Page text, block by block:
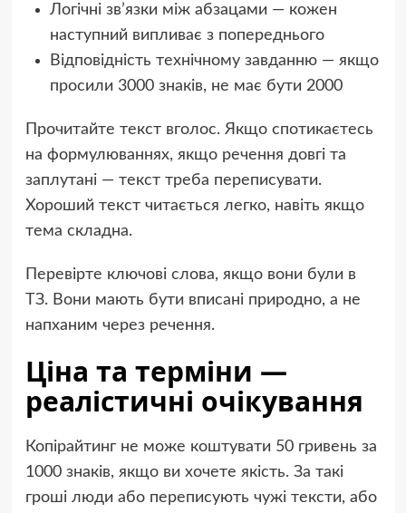
Логічні зв’язки між абзацами — кожен
наступний випливає з попереднього
Відповідність технічному завданню — якщо
просили 3000 знаків, не має бути 2000
Прочитайте текст вголос. Якщо спотикаєтесь
на формулюваннях, якщо речення довгі та
заплутані — текст треба переписувати.
Хороший текст читається легко, навіть якщо
тема складна.
Перевірте ключові слова, якщо вони були в
ТЗ. Вони мають бути вписані природно, а не
напханим через речення.
Ціна та терміни —
реалістичні очікування
Копірайтинг не може коштувати 50 гривень за
1000 знаків, якщо ви хочете якість. За такі
гроші люди або переписують чужі тексти, або